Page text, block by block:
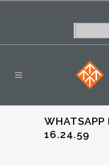
WHATSAPP
16.24.59